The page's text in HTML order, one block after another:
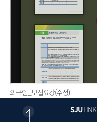
외국인_모집요강(수정)
SJULINK